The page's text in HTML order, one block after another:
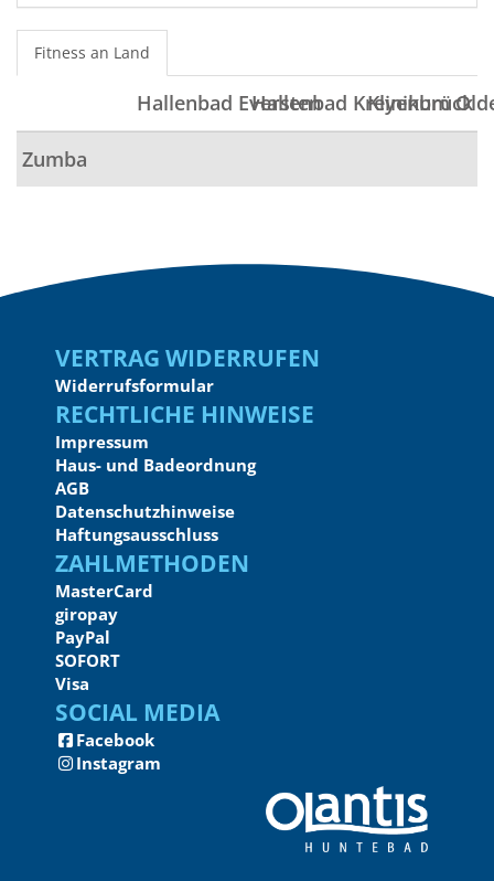
Fitness an Land
Hallenbad EverstenHallenbad Kreyenbrück
Klinikum
Zumba
Vertrag widerrufen
Widerrufsformular
Rechtliche Hinweise
Impressum
Haus- und Badeordnung
AGB
Datenschutzhinweise
Haftungsausschluss
Zahlmethoden
MasterCard
giropay
PayPal
SOFORT
Visa
Social Media
Facebook
Instagram